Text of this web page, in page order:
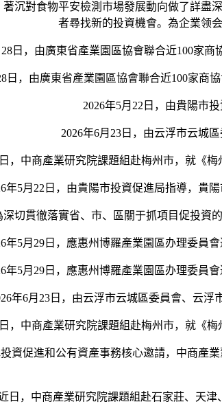
沉對食物平安檢測市場發展動向做了詳
者尋找新的投資機會。為企業领
，由廣東省產業園區協會聯合近100家商
，由廣東省產業園區協會聯合近100家商協
2026年5月22日，由貴陽市投
2026年6月23日，由云浮市云城區
中商產業研究院課題組赴梅州市，就《梅
5月22日，由貴陽市投資促進局指導，貴陽
貫徹落實省、市、區關于抓項目促投資的
5月29日，應惠州博羅產業園區办理委員會
5月29日，應惠州博羅產業園區办理委員會
6月23日，由云浮市云城區委員會、云浮
中商產業研究院課題組赴梅州市，就《梅
促進和公有資產事務核心邀請，中商產
，中商產業研究院課題組赴石家莊、天津